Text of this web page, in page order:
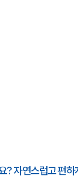
? 자연스럽고 편하